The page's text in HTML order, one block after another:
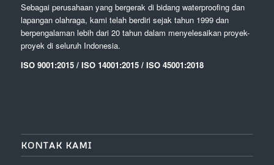
Sebagai perusahaan yang bergerak di bidang waterproofing dan
lapangan olahraga, kami telah berdiri sejak tahun 1999 dan
berpengalaman lebih dari 20 tahun dalam menyelesaikan proyek-
proyek di seluruh Indonesia.
ISO 9001:2015 / ISO 14001:2015 / ISO 45001:2018
KONTAK KAMI